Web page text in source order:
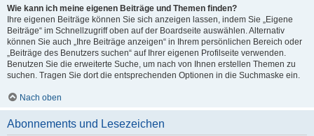
Wie kann ich meine eigenen Beiträge und Themen finden?
Ihre eigenen Beiträge können Sie sich anzeigen lassen, indem Sie „Eigene
Beiträge“ im Schnellzugriff oben auf der Boardseite auswählen. Alternativ
können Sie auch „Ihre Beiträge anzeigen“ in Ihrem persönlichen Bereich oder
„Beiträge des Benutzers suchen“ auf Ihrer eigenen Profilseite verwenden.
Benutzen Sie die erweiterte Suche, um nach von Ihnen erstellen Themen zu
suchen. Tragen Sie dort die entsprechenden Optionen in die Suchmaske ein.
Nach oben
Abonnements und Lesezeichen